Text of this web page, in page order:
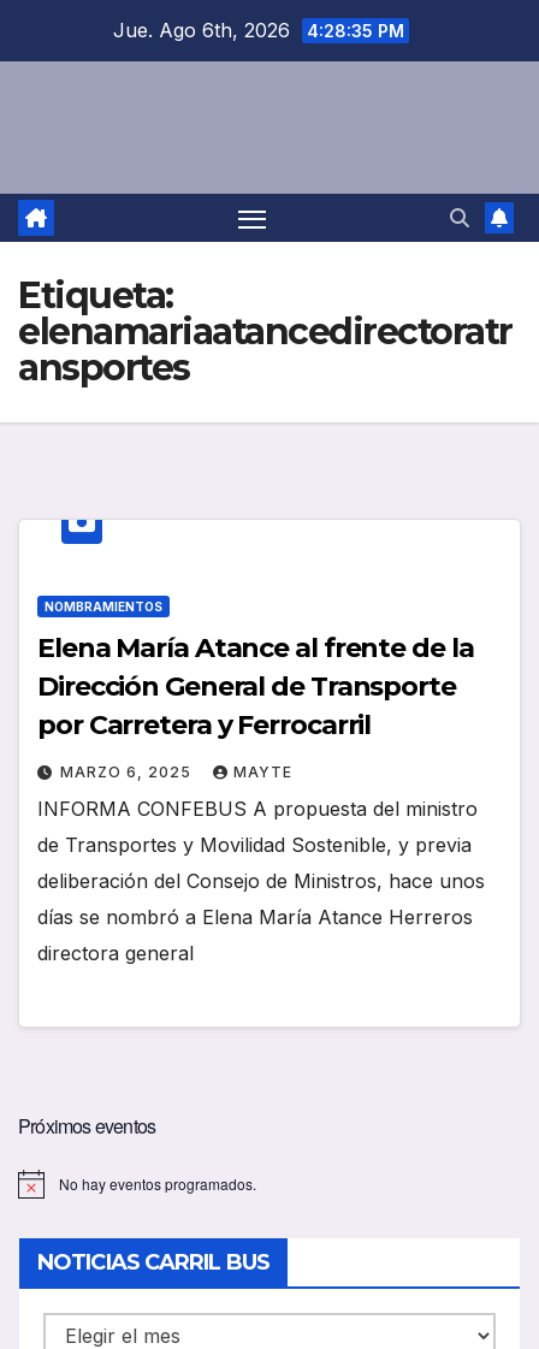
Jue. Ago 6th, 2026 4:28:35 PM
Etiqueta:
elenamariaatancedirectoratr
ansportes
NOMBRAMIENTOS
Elena María Atance al frente de la
Dirección General de Transporte
por Carretera y Ferrocarril
MARZO 6, 2025 MAYTE
INFORMA CONFEBUS A propuesta del ministro
de Transportes y Movilidad Sostenible, y previa
deliberación del Consejo de Ministros, hace unos
días se nombró a Elena María Atance Herreros
directora general
Próximos eventos
No hay eventos programados.
NOTICIAS CARRIL BUS
NOTICIAS